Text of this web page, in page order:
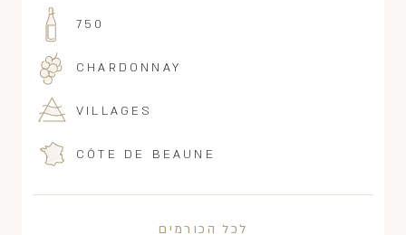
750
CHARDONNAY
VILLAGES
CÔTE DE BEAUNE
לכל הכורמים